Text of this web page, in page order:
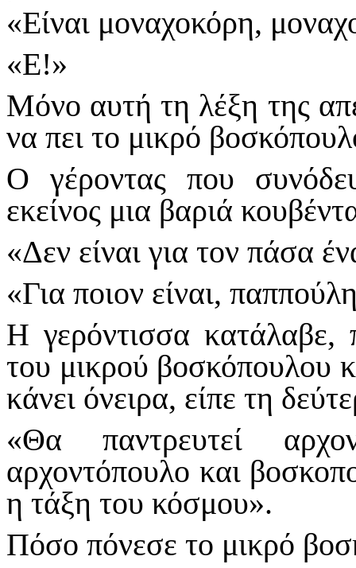
«Είναι μοναχοκόρη,
«Ε!»
Μόνο αυτή τη λέξη της
να πει το μικρό
Ο γέροντας που
εκείνος μια βαριά
«Δεν είναι για τον πάσα
«Για ποιον είναι,
Η γερόντισσα κατάλαβε,
του μικρού βοσκόπουλου
κάνει ό­νειρα, είπε τη
«Θα παντρευτεί
αρχοντόπουλο και
η τάξη του κόσμου».
Πόσο πόνεσε το μικρό